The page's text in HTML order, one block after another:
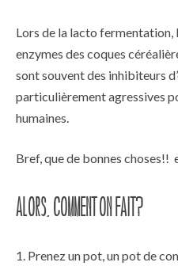
Lors de la lacto fermentation,
enzymes des coques
sont souvent des inhibiteurs
particulièrement agressives
humaines.
Bref, que de bonnes
Alors, comment on fait?
Prenez un pot, un pot de